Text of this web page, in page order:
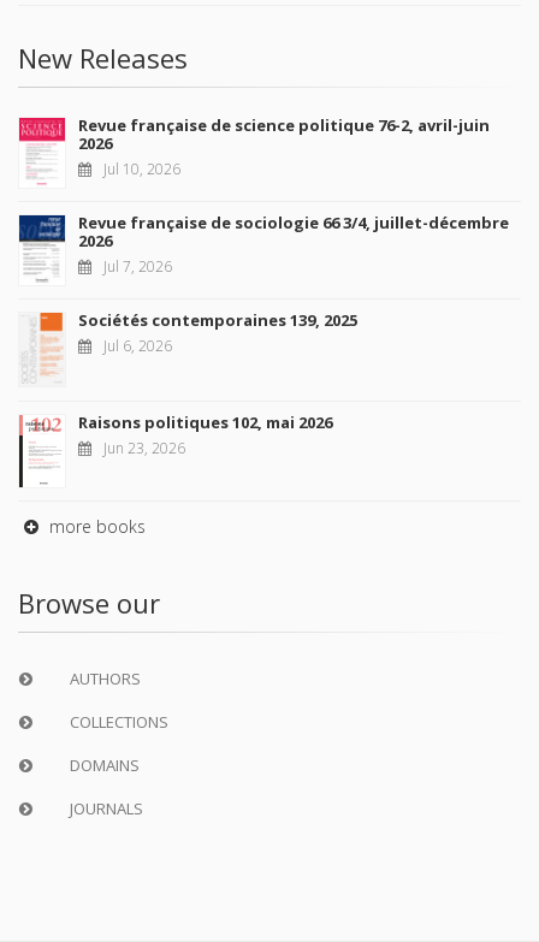
New Releases
Revue française de science politique 76-2, avril-juin
2026
Jul 10, 2026
Revue française de sociologie 66 3/4, juillet-décembre
2026
Jul 7, 2026
Sociétés contemporaines 139, 2025
Jul 6, 2026
Raisons politiques 102, mai 2026
Jun 23, 2026
more books
Browse our
AUTHORS
COLLECTIONS
DOMAINS
JOURNALS